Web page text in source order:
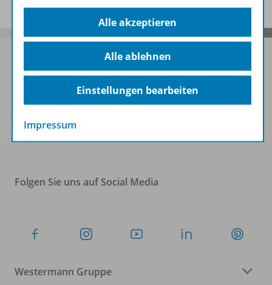
Sofort profitieren
Zum Newsletter anmelden
Folgen Sie uns auf Social Media
Westermann Gruppe
Alle akzeptieren
Alle ablehnen
Einstellungen bearbeiten
Impressum